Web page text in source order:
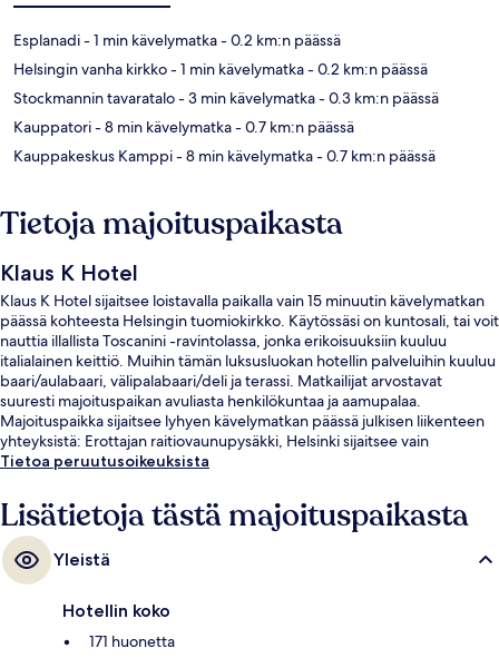
Esplanadi- 1 min kävelymatka- 0.2 km:n päässä
Helsingin vanha kirkko- 1 min kävelymatka- 0.2 km:n päässä
Stockmannin tavaratalo- 3 min kävelymatka- 0.3 km:n päässä
Kauppatori- 8 min kävelymatka- 0.7 km:n päässä
Kauppakeskus Kamppi- 8 min kävelymatka- 0.7 km:n päässä
Tietoja majoituspaikasta
Klaus K Hotel
Klaus K Hotel sijaitsee loistavalla paikalla vain 15 minuutin kävelymatkan
päässä kohteesta Helsingin tuomiokirkko. Käytössäsi on kuntosali, tai voit
nauttia illallista Toscanini -ravintolassa, jonka erikoisuuksiin kuuluu
italialainen keittiö. Muihin tämän luksusluokan hotellin palveluihin kuuluu
baari/aulabaari, välipalabaari/deli ja terassi. Matkailijat arvostavat
suuresti majoituspaikan avuliasta henkilökuntaa ja aamupalaa.
Majoituspaikka sijaitsee lyhyen kävelymatkan päässä julkisen liikenteen
yhteyksistä: Erottajan raitiovaunupysäkki, Helsinki sijaitsee vain
muutaman askeleen päässä ja Kolmikulman pysäkki sijaitsee 2 minuutin
Tietoa peruutusoikeuksista
Lisätietoja tästä majoituspaikasta
Yleistä
Hotellin koko
171 huonetta